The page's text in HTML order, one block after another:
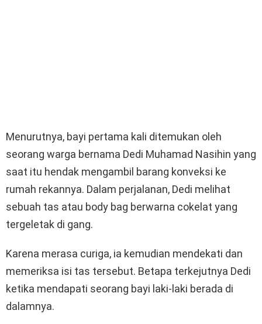
Menurutnya, bayi pertama kali ditemukan oleh
seorang warga bernama Dedi Muhamad Nasihin yang
saat itu hendak mengambil barang konveksi ke
rumah rekannya. Dalam perjalanan, Dedi melihat
sebuah tas atau body bag berwarna cokelat yang
tergeletak di gang.
Karena merasa curiga, ia kemudian mendekati dan
memeriksa isi tas tersebut. Betapa terkejutnya Dedi
ketika mendapati seorang bayi laki-laki berada di
dalamnya.